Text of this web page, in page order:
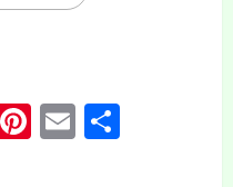
Pinterest
Email